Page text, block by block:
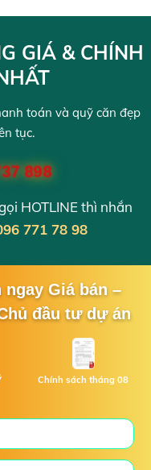
GIÁ & CHÍNH
toán và quỹ căn đẹp
tục.
898
HOTLINE thì nhắn
771 78 98
Giá bán –
đầu tư dự án
Chính sách tháng 08